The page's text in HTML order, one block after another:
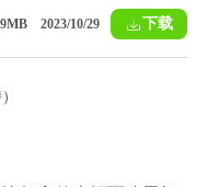
2023/10/29 下载